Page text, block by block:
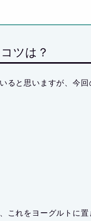
ツは？
ると思いますが、今
これをヨーグルトに置